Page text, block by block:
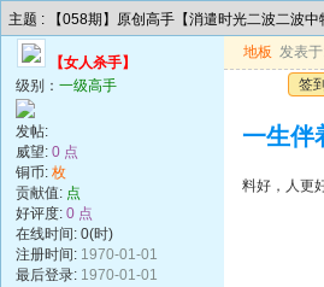
主题 : 【058期】原创高手【消遣时光二波二波中
【女人杀手】
级别： 一级高手
发帖:
威望: 0 点
铜币: 枚
贡献值: 点
好评度: 0 点
在线时间: 0(时)
注册时间: 1970-01-01
最后登录: 1970-01-01
地板 发表
签
一生伴
料好，人更